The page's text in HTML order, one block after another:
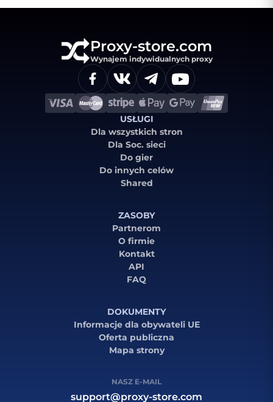
Proxy-store.com
Wynajem indywidualnych proxy
USŁUGI
Dla wszystkich stron
Dla Soc. sieci
Do gier
Do innych celów
Shared
ZASOBY
Partnerom
O firmie
Kontakt
API
FAQ
DOKUMENTY
Informacje dla obywateli UE
Oferta publiczna
Mapa strony
NASZ E-MAIL
support@proxy-store.com